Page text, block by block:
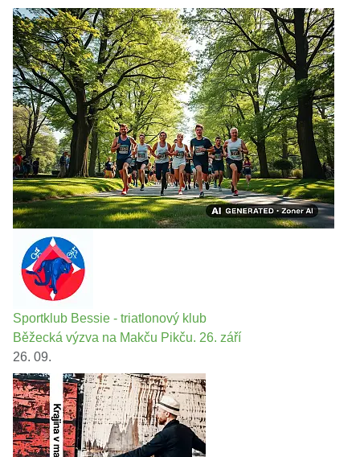
Sportklub Bessie - triatlonový klub
Běžecká výzva na Makču Pikču. 26. září
26. 09.